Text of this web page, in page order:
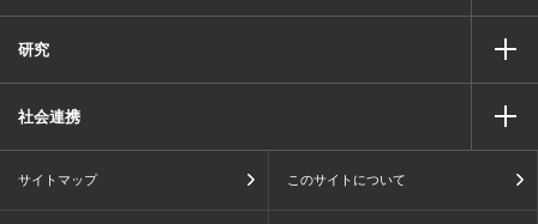
研究
社会連携
サイトマップ このサイトについて